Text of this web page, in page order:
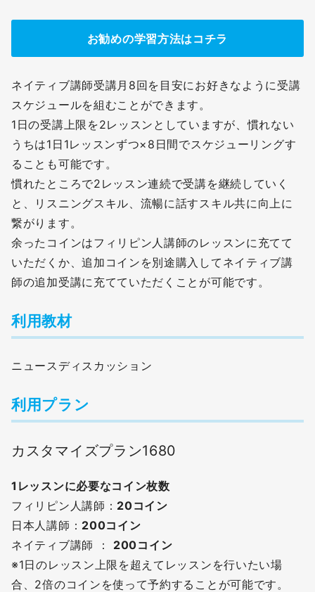
お勧めの学習方法はコチラ
ネイティブ講師受講月8回を目安にお好きなように受講
スケジュールを組むことができます。
1日の受講上限を2レッスンとしていますが、慣れない
うちは1日1レッスンずつ×8日間でスケジューリングす
ることも可能です。
慣れたところで2レッスン連続で受講を継続していく
と、リスニングスキル、流暢に話すスキル共に向上に
繋がります。
余ったコインはフィリピン人講師のレッスンに充てて
いただくか、追加コインを別途購入してネイティブ講
師の追加受講に充てていただくことが可能です。
利用教材
ニュースディスカッション
利用プラン
カスタマイズプラン1680
1レッスンに必要なコイン枚数
フィリピン人講師： 20コイン
日本人講師： 200コイン
ネイティブ講師 ： 200コイン
※1日のレッスン上限を超えてレッスンを行いたい場
合、2倍のコインを使って予約することが可能です。